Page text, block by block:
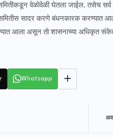
वेळोवेळी घेतला जाईल. तसेच सर्व
सादर करणे बंधनकारक करण्यात आले
आला असून तो शासनाच्या अधिकृत
Whatsapp